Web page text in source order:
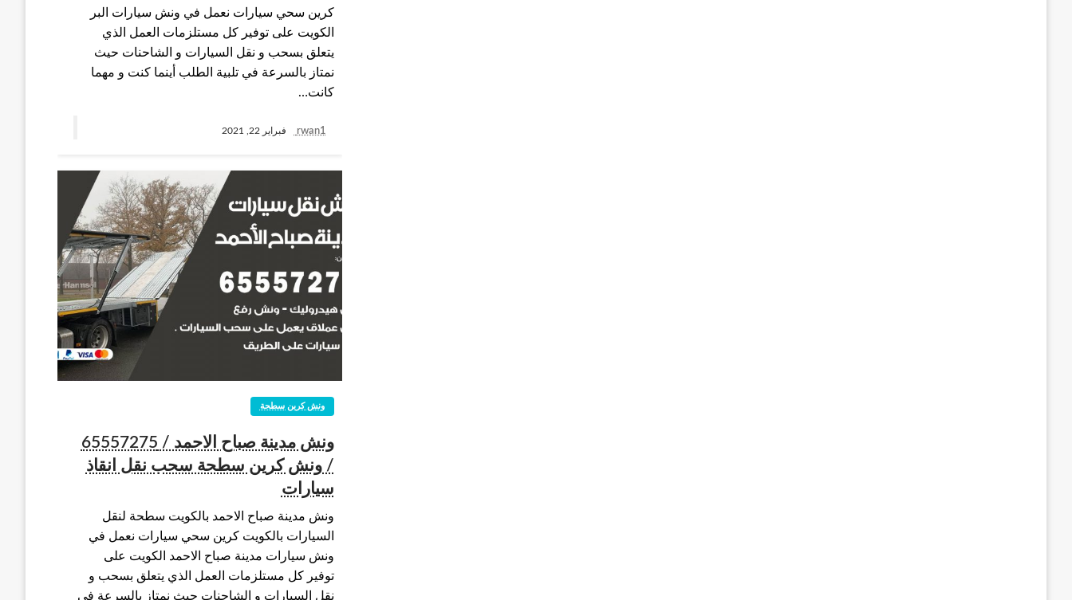
كرين سحي سيارات نعمل في ونش سيارات البر
الكويت على توفير كل مستلزمات العمل الذي
يتعلق بسحب و نقل السيارات و الشاحنات حيث
نمتاز بالسرعة في تلبية الطلب أينما كنت و مهما
كانت…
rwan1 فبراير 22, 2021
ونش كرين سطحة
ونش مدينة صباح الاحمد / 65557275
/ ونش كرين سطحة سحب نقل انقاذ
سيارات
ونش مدينة صباح الاحمد بالكويت سطحة لنقل
السيارات بالكويت كرين سحي سيارات نعمل في
ونش سيارات مدينة صباح الاحمد الكويت على
توفير كل مستلزمات العمل الذي يتعلق بسحب و
نقل السيارات و الشاحنات حيث نمتاز بالسرعة في